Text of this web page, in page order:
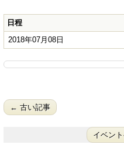
日程
2018年07月08日
← 古い記事
イベン